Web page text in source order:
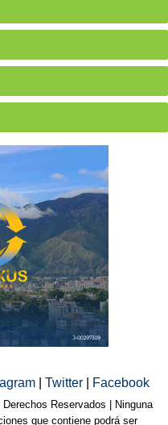
Twitter Facebook
Reservados | Ninguna
que contiene podrá ser